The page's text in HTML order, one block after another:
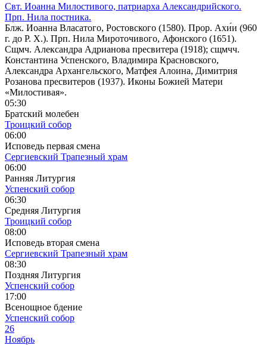
Свт. Иоанна Милостивого, патриарха Александрийского.
Прп. Нила постника.
Блж. Иоанна Власатого, Ростовского (1580). Прор. Ахи́и (960
г. до Р. Х.). Прп. Нила Мироточивого, Афонского (1651).
Сщмч. Александра Адрианова пресвитера (1918); сщмчч.
Константина Успенского, Владимира Красновского,
Александра Архангельского, Матфея Алоина, Димитрия
Розанова пресвитеров (1937). Иконы Божией Матери
«Милостивая».
05:30
Братский молебен
Троицкий собор
06:00
Исповедь первая смена
Сергиевский Трапезный храм
06:00
Ранняя Литургия
Успенский собор
06:30
Средняя Литургия
Троицкий собор
08:00
Исповедь вторая смена
Сергиевский Трапезный храм
08:30
Поздняя Литургия
Успенский собор
17:00
Всенощное бдение
Успенский собор
26
Ноябрь